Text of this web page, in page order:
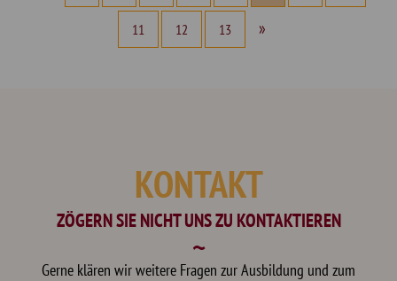
11 12 13 »
KONTAKT
ZÖGERN SIE NICHT UNS ZU KONTAKTIEREN
Gerne klären wir weitere Fragen zur Ausbildung und zum